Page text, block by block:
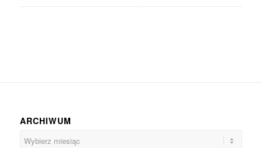
ARCHIWUM